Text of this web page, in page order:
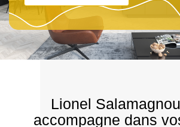
Lionel
accompagne dans